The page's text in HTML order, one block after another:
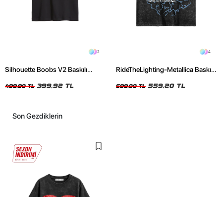
2
Silhouette Boobs V2 Baskılı
499,90 TL 399,92 TL
4
RideTheLighting-Metallica Baskılı
Tshirt
699,00 TL 559,20 TL
Son Gezdiklerin